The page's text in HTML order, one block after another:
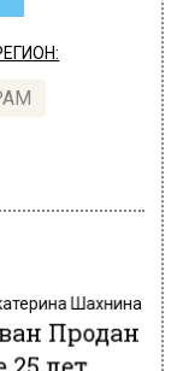
Продан
25 лет